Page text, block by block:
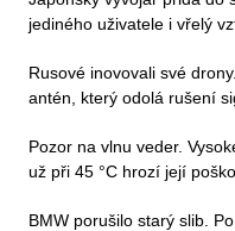
jediného uživatele i vřelý
Rusové inovovali své
antén, který odolá rušení
Pozor na vlnu veder.
už při 45 °C hrozí její
BMW porušilo starý slib.